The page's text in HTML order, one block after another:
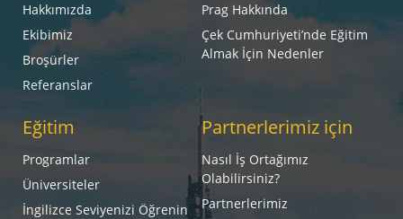
Hakkımızda
Ekibimiz
Broşürler
Referanslar
Prag Hakkında
Çek Cumhuriyeti’nde Eğitim
Almak İçin Nedenler
Eğitim
Programlar
Üniversiteler
İngilizce Seviyenizi Öğrenin
Partnerlerimiz için
Nasıl İş Ortağımız
Olabilirsiniz?
Partnerlerimiz